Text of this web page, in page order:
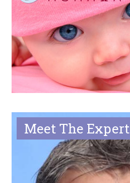
Meet The Expert